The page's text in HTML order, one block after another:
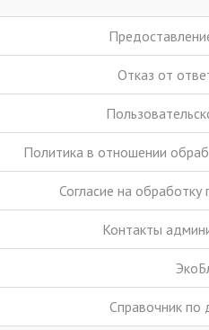
Отказ от
Политика в отношении
Согласие на
Контакты
Справочник по